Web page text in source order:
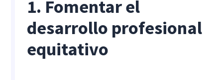
1. Fomentar el
desarrollo profesional
equitativo